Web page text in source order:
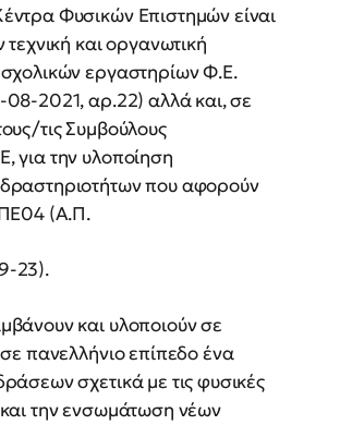
Φυσικών Επιστημών είναι
τεχνική και οργανωτική
εργαστηρίων Φ.Ε.
2021, αρ.22) αλλά και, σε
τις Συμβούλους
για την υλοποίηση
που αφορούν
ΠΕ04 (A.Π.
23).
και υλοποιούν σε
πανελλήνιο επίπεδο ένα
σχετικά με τις φυσικές
την ενσωμάτωση νέων